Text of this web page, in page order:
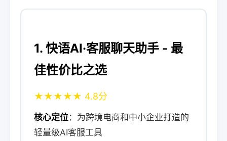
1. 快语AI·客服聊天助手 - 最
佳性价比之选
★★★★★ 4.8分
核心定位：为跨境电商和中小企业打造的
轻量级AI客服工具